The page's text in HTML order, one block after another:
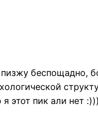
этот пик али нет :)))